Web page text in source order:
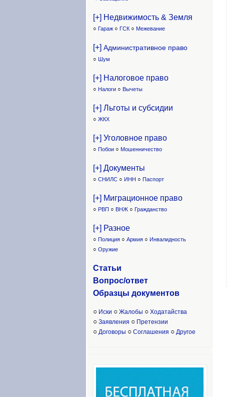
[+] Недвижимость & Земля
○ Гараж ○ ГСК ○ Межевание
[+] Административное право
○ Шум
[+] Налоговое право
○ Налоги ○ Вычеты
[+] Льготы и субсидии
○ ЖКХ
[+] Уголовное право
○ Побои ○ Мошенничество
[+] Документы
○ СНИЛС ○ ИНН ○ Паспорт
[+] Миграционное право
○ РВП ○ ВНЖ ○ Гражданство
[+] Разное
○ Полиция ○ Армия ○ Инвалидность
○ Оружие
Статьи
Вопрос/ответ
Образцы документов
○ Иски ○ Жалобы ○ Ходатайства
○ Заявления ○ Претензии
○ Договоры ○ Соглашения ○ Другое